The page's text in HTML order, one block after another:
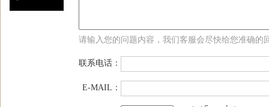
请输入您的问题内容，我们客服会尽快给您准确的
联系电话：
E-MAIL：